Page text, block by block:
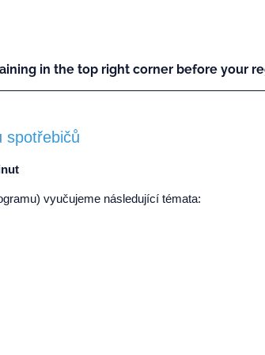
in the top right corner before your
spotřebičů
vyučujeme následující témata: